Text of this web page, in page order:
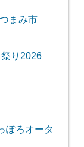
まみ市
り2026
ぽろオータ